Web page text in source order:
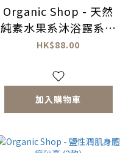
Organic Shop - 天然
純素水果系沐浴露系列
(保濕・滋養)
HK$88.00
加入購物車